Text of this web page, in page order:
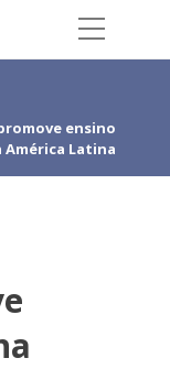
ensino
Latina